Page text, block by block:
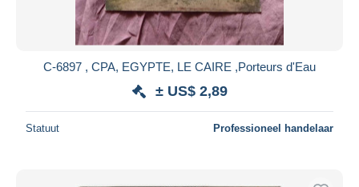
C-6897 , CPA, EGYPTE, LE CAIRE ,Porteurs d'Eau
± US$ 2,89
Statuut Professioneel handelaar